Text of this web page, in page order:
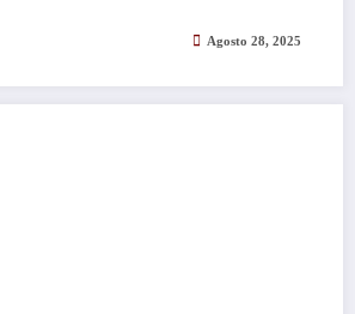
Agosto 28, 2025